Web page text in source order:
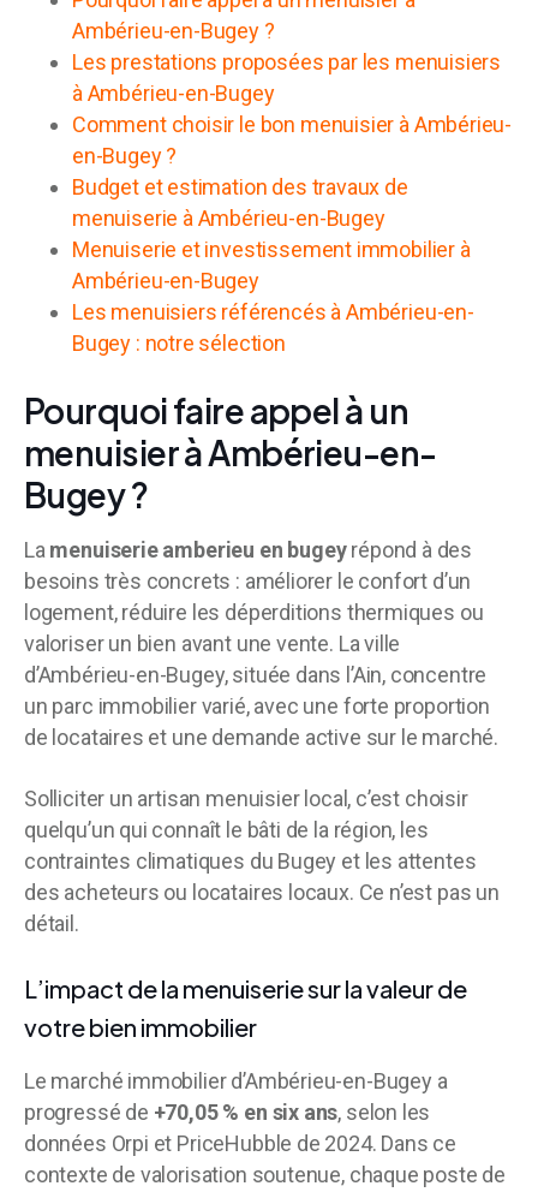
Ambérieu-en-Bugey ?
Les prestations proposées par les menuisiers
à Ambérieu-en-Bugey
Comment choisir le bon menuisier à Ambérieu-
en-Bugey ?
Budget et estimation des travaux de
menuiserie à Ambérieu-en-Bugey
Menuiserie et investissement immobilier à
Ambérieu-en-Bugey
Les menuisiers référencés à Ambérieu-en-
Bugey : notre sélection
Pourquoi faire appel à un
menuisier à Ambérieu-en-
Bugey ?
La menuiserie amberieu en bugeyrépond à des
besoins très concrets : améliorer le confort d’un
logement, réduire les déperditions thermiques ou
valoriser un bien avant une vente. La ville
d’Ambérieu-en-Bugey, située dans l’Ain, concentre
un parc immobilier varié, avec une forte proportion
de locataires et une demande active sur le marché.
Solliciter un artisan menuisier local, c’est choisir
quelqu’un qui connaît le bâti de la région, les
contraintes climatiques du Bugey et les attentes
des acheteurs ou locataires locaux. Ce n’est pas un
détail.
L’impact de la menuiserie sur la valeur de
votre bien immobilier
Le marché immobilier d’Ambérieu-en-Bugey a
progressé de +70,05 % en six ans, selon les
données Orpi et PriceHubble de 2024. Dans ce
contexte de valorisation soutenue, chaque poste de